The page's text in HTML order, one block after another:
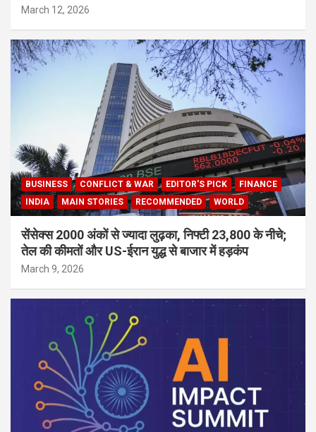
March 12, 2026
BUSINESS CONFLICT & WAR EDITOR'S PICK
FINANCE
INDIA
MAIN STORIES RECOMMENDED WORLD
सेंसेक्स 2000 अंकों से ज्यादा लुढ़का, निफ्टी 23,800 के नीचे;
तेल की कीमतों और US-ईरान युद्ध से बाजार में हड़कंप
March 9, 2026